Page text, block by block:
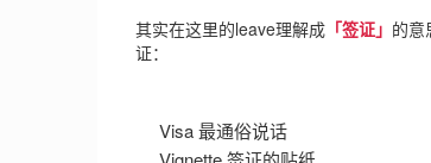
其实在这里的leave理解成 「签证」 的意
证：
Visa 最通俗说话